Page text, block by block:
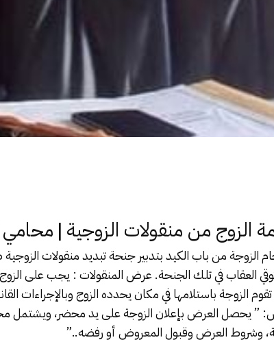
الزوج من منقولات الزوجية | محامي
الزوجة من باب الكيد بتدبير جنحة تبديد منقولات الزوجية
العقاب في تلك الجنحة. عرض المنقولات : يجب على
الزوجة باستلامها في مكان يحدده الزوج وبالإجراءات
” يحصل العرض بإعلان الزوجة على يد محضر، ويشتمل
وشروط العرض وقبول المعروض أو رفضه..”